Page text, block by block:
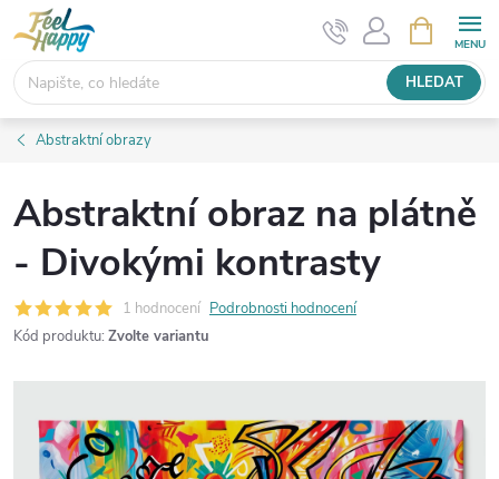
Přejít
na
obsah
HLEDAT
NÁKUPNÍ
KOŠÍK
Abstraktní obrazy
Abstraktní obraz na plátně
- Divokými kontrasty
1 hodnocení Podrobnosti hodnocení
Kód produktu: Zvolte variantu